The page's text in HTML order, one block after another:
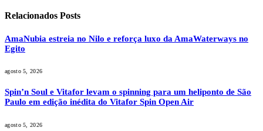
Relacionados Posts
AmaNubia estreia no Nilo e reforça luxo da AmaWaterways no
Egito
agosto 5, 2026
Spin’n Soul e Vitafor levam o spinning para um heliponto de São
Paulo em edição inédita do Vitafor Spin Open Air
agosto 5, 2026